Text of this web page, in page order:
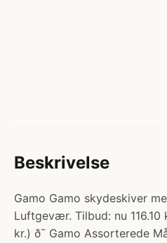
Beskrivelse
Gamo Gamo skydeskiver
Luftgevær. Tilbud: nu 116.10
kr.) ð¯ Gamo Assorterede